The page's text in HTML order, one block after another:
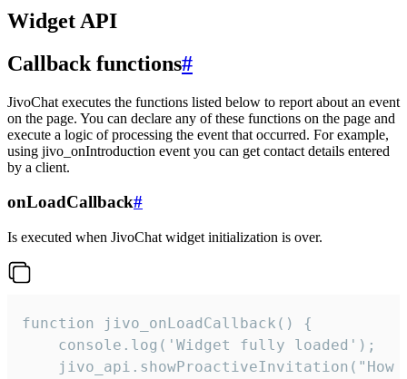
Widget API
Callback functions#
JivoChat executes the functions listed below to report about an event
on the page. You can declare any of these functions on the page and
execute a logic of processing the event that occurred. For example,
using jivo_onIntroduction event you can get contact details entered
by a client.
onLoadCallback#
Is executed when JivoChat widget initialization is over.
function jivo_onLoadCallback() {
    console.log('Widget fully loaded');
jivo_api.showProactiveInvitation("How